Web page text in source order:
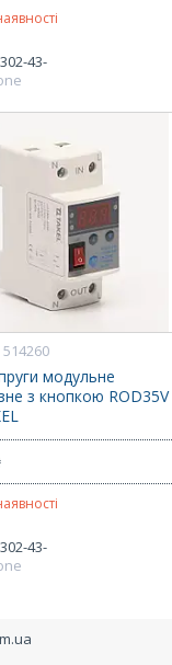
43-
514260
модульне
з кнопкою ROD35V
43-